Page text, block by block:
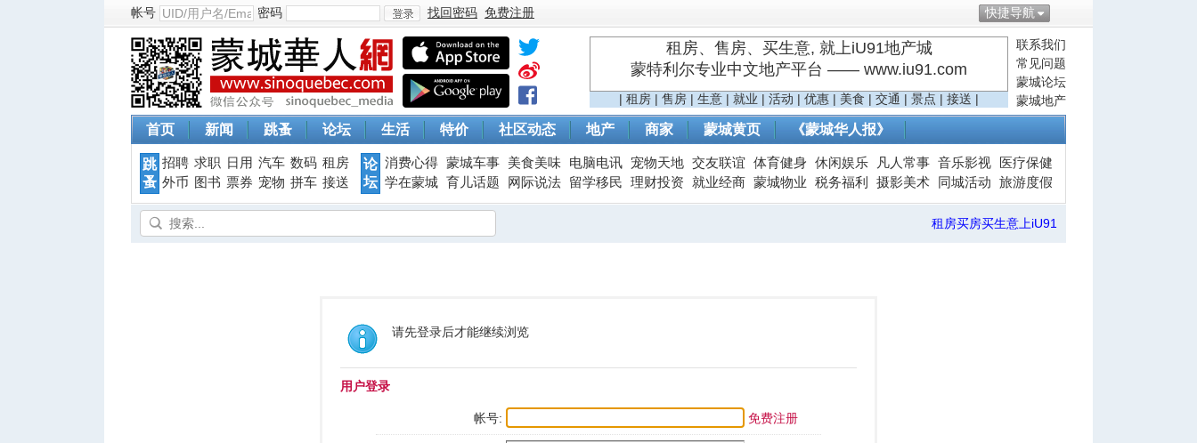
快捷导航
帐号 密码
登
找回密码 免费注册
联系我们
常见问题
蒙城论坛
蒙城地产
租房、售房、买生意, 就上iU91地产城
蒙特利尔专业中文地产平台 —— www.iu91.com
| 租房 | 售房 | 生意 | 就业 | 活动 | 优惠 | 美食 | 交通 | 景点 | 接送 |
首页 新闻 跳蚤 论坛 生活 特价 社区动态 地产 商家 蒙城黄页 《蒙城华人报》
跳
蚤
招聘 求职 日用 汽车 数码 租房
外币
图书 票券 宠物 拼车 接送
论
坛
消费心得 蒙城车事 美食美味 电脑电讯 宠物天地 交友联谊 体育健身 休闲娱乐 凡人常事 音乐影视
医疗保健
学在蒙城 育儿话题 网际说法 留学移民 理财投资 就业经商 蒙城物业 税务福利 摄影美术 同城活动 旅游度假
租房买房买生意上iU91
请先登录后才能继续浏览
用户登录
帐号: 免费注册